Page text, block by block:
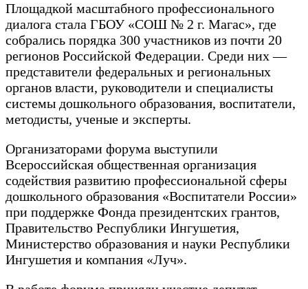
Площадкой масштабного профессионального
диалога стала ГБОУ «СОШ № 2 г. Магас», где
собрались порядка 300 участников из почти 20
регионов Российской Федерации. Среди них —
представители федеральных и региональных
органов власти, руководители и специалисты
системы дошкольного образования, воспитатели,
методисты, ученые и эксперты.
Организаторами форума выступили
Всероссийская общественная организация
содействия развитию профессиональной сферы
дошкольного образования «Воспитатели России»
при поддержке Фонда президентских грантов,
Правительство Республики Ингушетия,
Министерство образования и науки Республики
Ингушетия и компания «Луч».